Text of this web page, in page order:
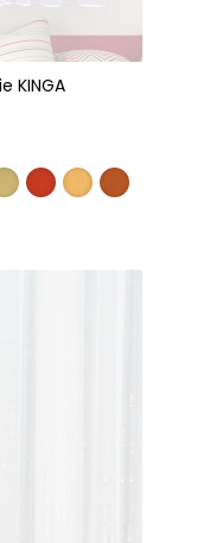
KINGA